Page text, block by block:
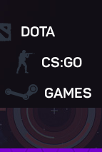
DOTA
CS:GO
GAMES